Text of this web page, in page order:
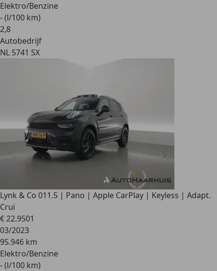
Elektro/Benzine
- (l/100 km)
2,8
Autobedrijf
NL 5741 SX
Lynk & Co 011.5 | Pano | Apple CarPlay | Keyless | Adapt.
Crui
€ 22.9501
03/2023
95.946 km
Elektro/Benzine
- (l/100 km)